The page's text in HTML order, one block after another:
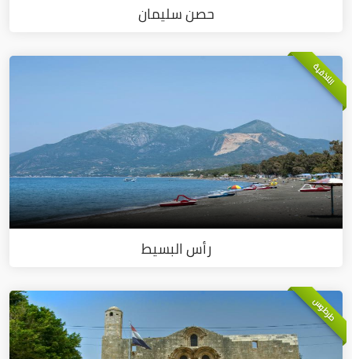
حصن سليمان
اللاذقية
رأس البسيط
طرطوس